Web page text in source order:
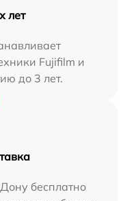
лет
Fujifilm и
до 3 лет.
бесплатно